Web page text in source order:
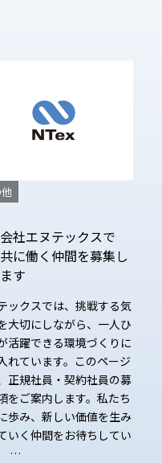
社エヌテックスで
に働く仲間を募集し
す
ックスでは、挑戦する気
大切にしながら、一人ひ
活躍できる環境づくりに
れています。このページ
正規社員・契約社員の募
をご案内します。私たち
歩み、新しい価値を生み
いく仲間をお待ちしてい
…